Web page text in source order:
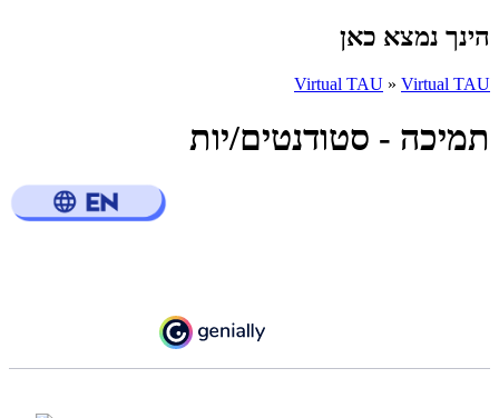
הינך נמצא כאן
Virtual TAU » Virtual TAU
תמיכה - סטודנטים/יות